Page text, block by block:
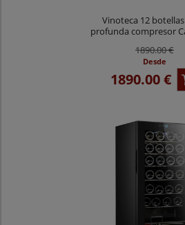
Vinoteca 12
profunda compresor
1890.00 €
Desde
1890.00 €